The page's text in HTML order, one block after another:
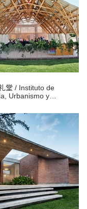
堂 / Instituto de
Urbanismo y